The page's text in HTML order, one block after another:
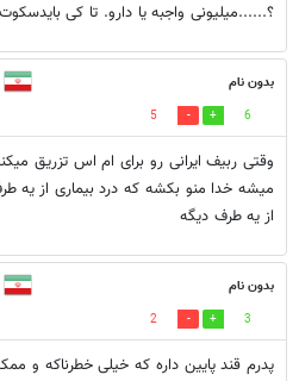
؟......میلیونی واجبه یا دارو. تا کی
بدون نام
6
5
وقتی ربیف ایرانی رو برای ام اس تزریق
میشه خدا منو بکشه که درد بیماری از یه
از یه طرف دیگه
بدون نام
3
2
پدرم قند پایین داره که خیلی خطرناکه